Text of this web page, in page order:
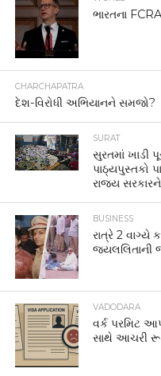
ભારતના
CHARCHAPATRA
દેશ-વિરોધી અભિયાનને સમજો?
SURAT
સુરતમાં ખાડી
પાઠ્યપુસ્તકો
રાજ્ય
BUSINESS
રાત્રે 2 વાગ્યે
જયલલિતાની
VADODARA
વર્ક પરમિટ
સાથે આચરી રૂ.